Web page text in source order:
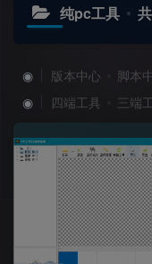
纯pc工具
◉ 版本中心 脚本
◉
四端工具 三端